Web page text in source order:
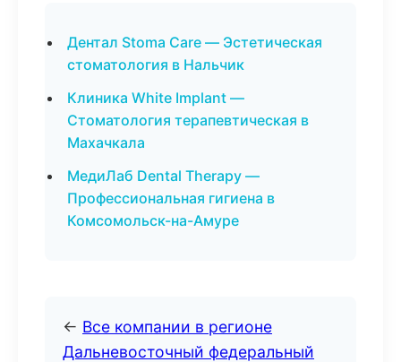
Дентал Stoma Care — Эстетическая
стоматология в Нальчик
Клиника White Implant —
Стоматология терапевтическая в
Махачкала
МедиЛаб Dental Therapy —
Профессиональная гигиена в
Комсомольск-на-Амуре
← Все компании в регионе
Дальневосточный федеральный